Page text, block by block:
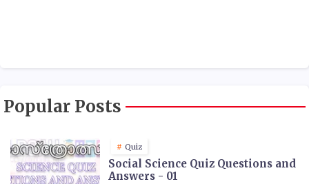
Popular Posts
Quiz
Social Science Quiz Questions and
Answers - 01